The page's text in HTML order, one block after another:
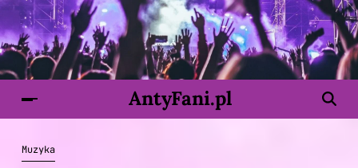
AntyFani.pl
Muzyka